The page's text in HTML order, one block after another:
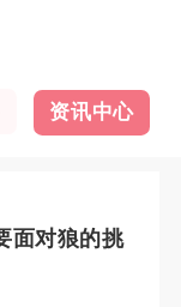
资讯中心
面对狼的挑